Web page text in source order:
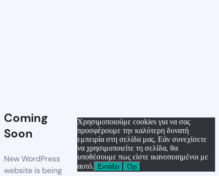
Coming
Soon
New WordPress
website is being
Χρησιμοποιούμε cookies για να σας
προσφέρουμε την καλύτερη δυνατή
εμπειρία στη σελίδα μας. Εάν συνεχίσετε
να χρησιμοποιείτε τη σελίδα, θα
υποθέσουμε πως είστε ικανοποιημένοι με
αυτό.
Εντάξει Όχι